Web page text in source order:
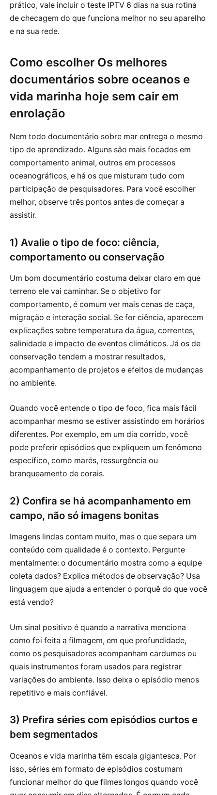
prático, vale incluir o teste IPTV 6 dias na sua rotina
de checagem do que funciona melhor no seu aparelho
e na sua rede.
Como escolher Os melhores
documentários sobre oceanos e
vida marinha hoje sem cair em
enrolação
Nem todo documentário sobre mar entrega o mesmo
tipo de aprendizado. Alguns são mais focados em
comportamento animal, outros em processos
oceanográficos, e há os que misturam tudo com
participação de pesquisadores. Para você escolher
melhor, observe três pontos antes de começar a
assistir.
1) Avalie o tipo de foco: ciência,
comportamento ou conservação
Um bom documentário costuma deixar claro em que
terreno ele vai caminhar. Se o objetivo for
comportamento, é comum ver mais cenas de caça,
migração e interação social. Se for ciência, aparecem
explicações sobre temperatura da água, correntes,
salinidade e impacto de eventos climáticos. Já os de
conservação tendem a mostrar resultados,
acompanhamento de projetos e efeitos de mudanças
no ambiente.
Quando você entende o tipo de foco, fica mais fácil
acompanhar mesmo se estiver assistindo em horários
diferentes. Por exemplo, em um dia corrido, você
pode preferir episódios que expliquem um fenômeno
específico, como marés, ressurgência ou
branqueamento de corais.
2) Confira se há acompanhamento em
campo, não só imagens bonitas
Imagens lindas contam muito, mas o que separa um
conteúdo com qualidade é o contexto. Pergunte
mentalmente: o documentário mostra como a equipe
coleta dados? Explica métodos de observação? Usa
linguagem que ajuda a entender o porquê do que você
está vendo?
Um sinal positivo é quando a narrativa menciona
como foi feita a filmagem, em que profundidade,
como os pesquisadores acompanham cardumes ou
quais instrumentos foram usados para registrar
variações do ambiente. Isso deixa o episódio menos
repetitivo e mais confiável.
3) Prefira séries com episódios curtos e
bem segmentados
Oceanos e vida marinha têm escala gigantesca. Por
isso, séries em formato de episódios costumam
funcionar melhor do que filmes longos quando você